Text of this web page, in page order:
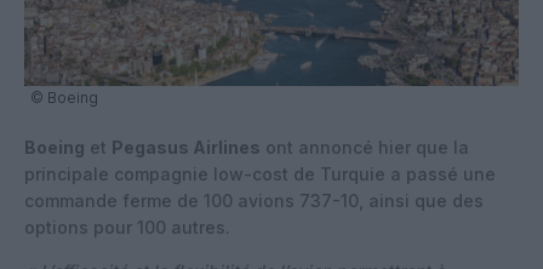
© Boeing
Boeing et Pegasus Airlines ont annoncé hier que la
principale compagnie low-cost de Turquie a passé une
commande ferme de 100 avions 737-10, ainsi que des
options pour 100 autres.